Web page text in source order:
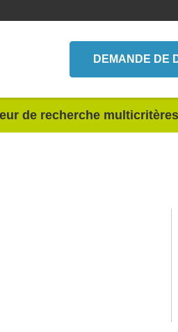
DEMANDE DE
de recherche